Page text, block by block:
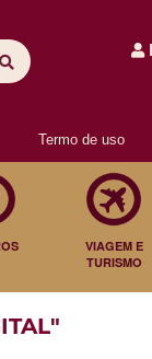
Termo de uso
VIAGEM E
TURISMO